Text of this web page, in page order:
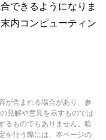
できるようになりま
内コンピューティン
が含まれる場合があり、参
見解や意見を示すものでは
るものでもありません。暗
を行う際には、本ページの